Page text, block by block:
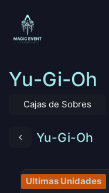
Yu-Gi-Oh
Cajas de Sobres
Yu-Gi-Oh
Ultimas Unidades